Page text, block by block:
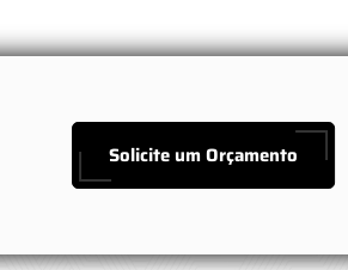
Solicite um Orçamento